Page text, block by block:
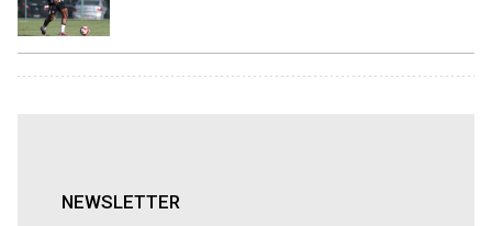
NEWSLETTER